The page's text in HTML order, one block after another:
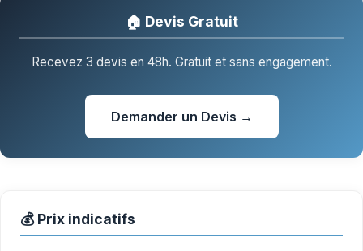
🏠 Devis Gratuit
Recevez 3 devis en 48h. Gratuit et sans engagement.
Demander un Devis →
💰 Prix indicatifs